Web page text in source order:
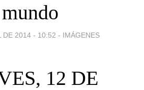
mundo
DE 2014 - 10:52 - IMÁGENES
12 DE